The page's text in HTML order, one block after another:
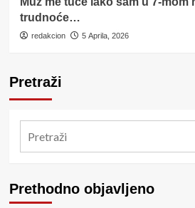
trudnoće…
redakcion 5 Aprila, 2026
Pretraži
Prethodno objavljeno